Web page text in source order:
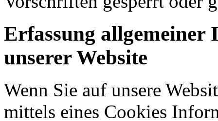
Erfassung allgemeiner
unserer Website
Wenn Sie auf unsere
mittels eines Cookies